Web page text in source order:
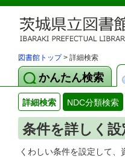
図書館トップ> 詳細検索
かんたん検索
詳細検索 NDC分類検索
条件を詳しく
くわしい条件を設定して、